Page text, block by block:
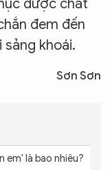
được chắt
đem đến
khoái.
Sơn Sơn
em' là bao nhiêu?